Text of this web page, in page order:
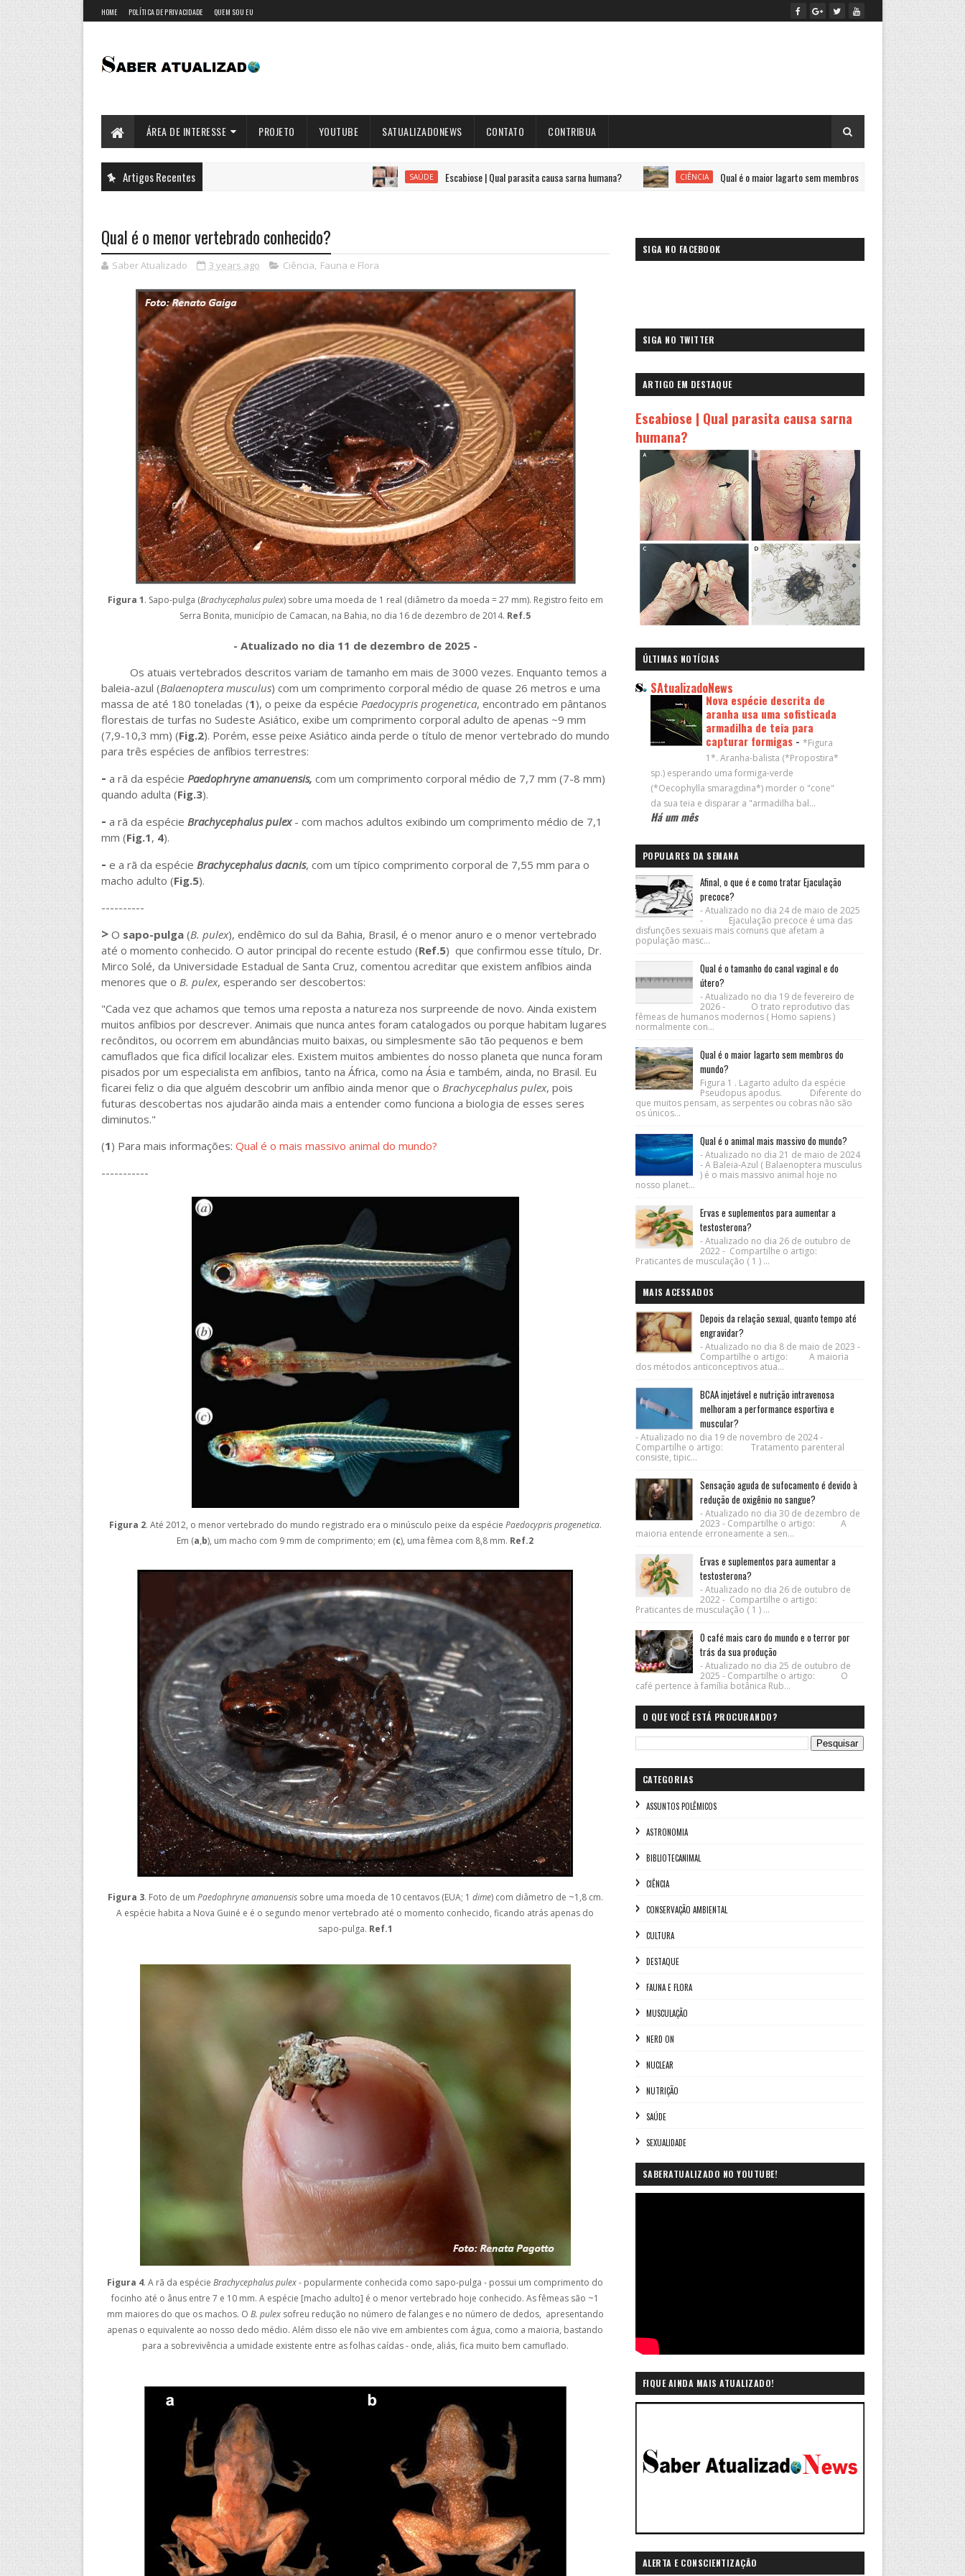
HOME POLÍTICA DE PRIVACIDADE QUEM SOU EU
ÁREA DE INTERESSE PROJETO YOUTUBE SATUALIZADONEWS CONTATO CONTRIBUA
Artigos Recentes SAÚDE Escabiose | Qual parasita causa sarna humana? CIÊNCIA Qual é o maior lagarto sem membros do mundo? SAÚDE
Qual é o menor vertebrado conhecido?
Saber Atualizado 3 years ago Ciência, Fauna e Flora
Figura 1. Sapo-pulga (Brachycephalus pulex) sobre uma moeda de 1 real (diâmetro da moeda = 27 mm). Registro feito em
Serra Bonita, município de Camacan, na Bahia, no dia 16 de dezembro de 2014. Ref.5
- Atualizado no dia 11 de dezembro de 2025 -
Os atuais vertebrados descritos variam de tamanho em mais de 3000 vezes. Enquanto temos a
baleia-azul (Balaenoptera musculus) com um comprimento corporal médio de quase 26 metros e uma
massa de até 180 toneladas (1), o peixe da espécie Paedocypris progenetica, encontrado em pântanos
florestais de turfas no Sudeste Asiático, exibe um comprimento corporal adulto de apenas ~9 mm
(7,9-10,3 mm) (Fig.2). Porém, esse peixe Asiático ainda perde o título de menor vertebrado do mundo
para três espécies de anfíbios terrestres:
- a rã da espécie Paedophryne amanuensis, com um comprimento corporal médio de 7,7 mm (7-8 mm)
quando adulta (Fig.3).
- a rã da espécie Brachycephalus pulex- com machos adultos exibindo um comprimento médio de 7,1
mm (Fig.1, 4).
- e a rã da espécie Brachycephalus dacnis, com um típico comprimento corporal de 7,55 mm para o
macho adulto (Fig.5).
----------
>O sapo-pulga(B. pulex), endêmico do sul da Bahia, Brasil, é o menor anuro e o menor vertebrado
até o momento conhecido. O autor principal do recente estudo (Ref.5) que confirmou esse título, Dr.
Mirco Solé, da Universidade Estadual de Santa Cruz, comentou acreditar que existem anfíbios ainda
menores que o B. pulex, esperando ser descobertos:
"Cada vez que achamos que temos uma reposta a natureza nos surpreende de novo. Ainda existem
muitos anfíbios por descrever. Animais que nunca antes foram catalogados ou porque habitam lugares
recônditos, ou ocorrem em abundâncias muito baixas, ou simplesmente são tão pequenos e bem
camuflados que fica difícil localizar eles. Existem muitos ambientes do nosso planeta que nunca foram
pisados por um especialista em anfíbios, tanto na África, como na Ásia e também, ainda, no Brasil. Eu
ficarei feliz o dia que alguém descobrir um anfíbio ainda menor que o Brachycephalus pulex, pois
futuras descobertas nos ajudarão ainda mais a entender como funciona a biologia de esses seres
diminutos."
(1) Para mais informações: Qual é o mais massivo animal do mundo?
-----------
Figura 2. Até 2012, o menor vertebrado do mundo registrado era o minúsculo peixe da espécie Paedocypris progenetica.
Em (a,b), um macho com 9 mm de comprimento; em (c), uma fêmea com 8,8 mm. Ref.2
Figura 3. Foto de um Paedophryne amanuensissobre uma moeda de 10 centavos (EUA; 1 dime) com diâmetro de ~1,8 cm.
A espécie habita a Nova Guiné e é o segundo menor vertebrado até o momento conhecido, ficando atrás apenas do
sapo-pulga. Ref.1
Figura 4. A rã da espécieBrachycephalus pulex- popularmente conhecida como sapo-pulga - possui um comprimento do
focinho até o ânus entre 7 e 10 mm. A espécie [macho adulto] é o menor vertebrado hoje conhecido. As fêmeas são ~1
mm maiores do que os machos. O B. pulexsofreu redução no número de falanges e no número de dedos, apresentando
apenas o equivalente ao nosso dedo médio. Além disso ele não vive em ambientes com água, como a maioria, bastando
para a sobrevivência a umidade existente entre as folhas caídas - onde, aliás, fica muito bem camuflado.
SIGA NO FACEBOOK
SIGA NO TWITTER
ARTIGO EM DESTAQUE
Escabiose | Qual parasita causa sarna
humana?
ÚLTIMAS NOTÍCIAS
SAtualizadoNews
Nova espécie descrita de
aranha usa uma sofisticada
armadilha de teia para
capturar formigas - *Figura
1*. Aranha-balista (*Propostira*
sp.) esperando uma formiga-verde
(*Oecophylla smaragdina*) morder o "cone"
da sua teia e disparar a "armadilha bal...
Há um mês
POPULARES DA SEMANA
Afinal, o que é e como tratar Ejaculação
precoce?
- Atualizado no dia 24 de maio de 2025
- Ejaculação precoce é uma das
disfunções sexuais mais comuns que afetam a
população masc...
Qual é o tamanho do canal vaginal e do
útero?
- Atualizado no dia 19 de fevereiro de
2026 - O trato reprodutivo das
fêmeas de humanos modernos ( Homo sapiens )
normalmente con...
Qual é o maior lagarto sem membros do
mundo?
Figura 1 . Lagarto adulto da espécie
Pseudopus apodus. Diferente do
que muitos pensam, as serpentes ou cobras não são
os únicos...
Qual é o animal mais massivo do mundo?
- Atualizado no dia 21 de maio de 2024
- A Baleia-Azul ( Balaenoptera musculus
) é o mais massivo animal hoje no
nosso planet...
Ervas e suplementos para aumentar a
testosterona?
- Atualizado no dia 26 de outubro de
2022 - Compartilhe o artigo:
Praticantes de musculação ( 1 ) ...
MAIS ACESSADOS
Depois da relação sexual, quanto tempo até
engravidar?
- Atualizado no dia 8 de maio de 2023 -
Compartilhe o artigo: A maioria
dos métodos anticonceptivos atua...
BCAA injetável e nutrição intravenosa
melhoram a performance esportiva e
muscular?
- Atualizado no dia 19 de novembro de 2024 -
Compartilhe o artigo: Tratamento parenteral
consiste, tipic...
Sensação aguda de sufocamento é devido à
redução de oxigênio no sangue?
- Atualizado no dia 30 de dezembro de
2023 - Compartilhe o artigo: A
maioria entende erroneamente a sen...
Ervas e suplementos para aumentar a
testosterona?
- Atualizado no dia 26 de outubro de
2022 - Compartilhe o artigo:
Praticantes de musculação ( 1 ) ...
O café mais caro do mundo e o terror por
trás da sua produção
- Atualizado no dia 25 de outubro de
2025 - Compartilhe o artigo: O
café pertence à família botânica Rub...
O QUE VOCÊ ESTÁ PROCURANDO?
CATEGORIAS
ASSUNTOS POLÊMICOS
ASTRONOMIA
BIBLIOTECANIMAL
CIÊNCIA
CONSERVAÇÃO AMBIENTAL
CULTURA
DESTAQUE
FAUNA E FLORA
MUSCULAÇÃO
NERD ON
NUCLEAR
NUTRIÇÃO
SAÚDE
SEXUALIDADE
SABERATUALIZADO NO YOUTUBE!
FIQUE AINDA MAIS ATUALIZADO!
ALERTA E CONSCIENTIZAÇÃO